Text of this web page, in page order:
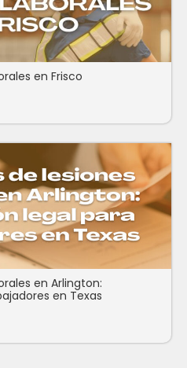
en Frisco
en Arlington:
en Texas